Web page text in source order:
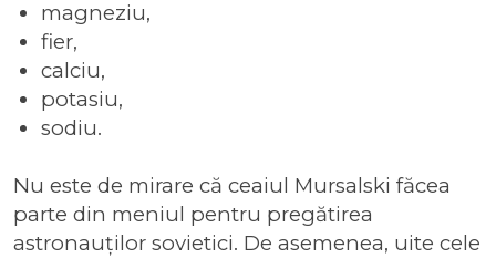
magneziu,
fier,
calciu,
potasiu,
sodiu.
Nu este de mirare că ceaiul Mursalski făcea
parte din meniul pentru pregătirea
astronauților sovietici. De asemenea, uite cele